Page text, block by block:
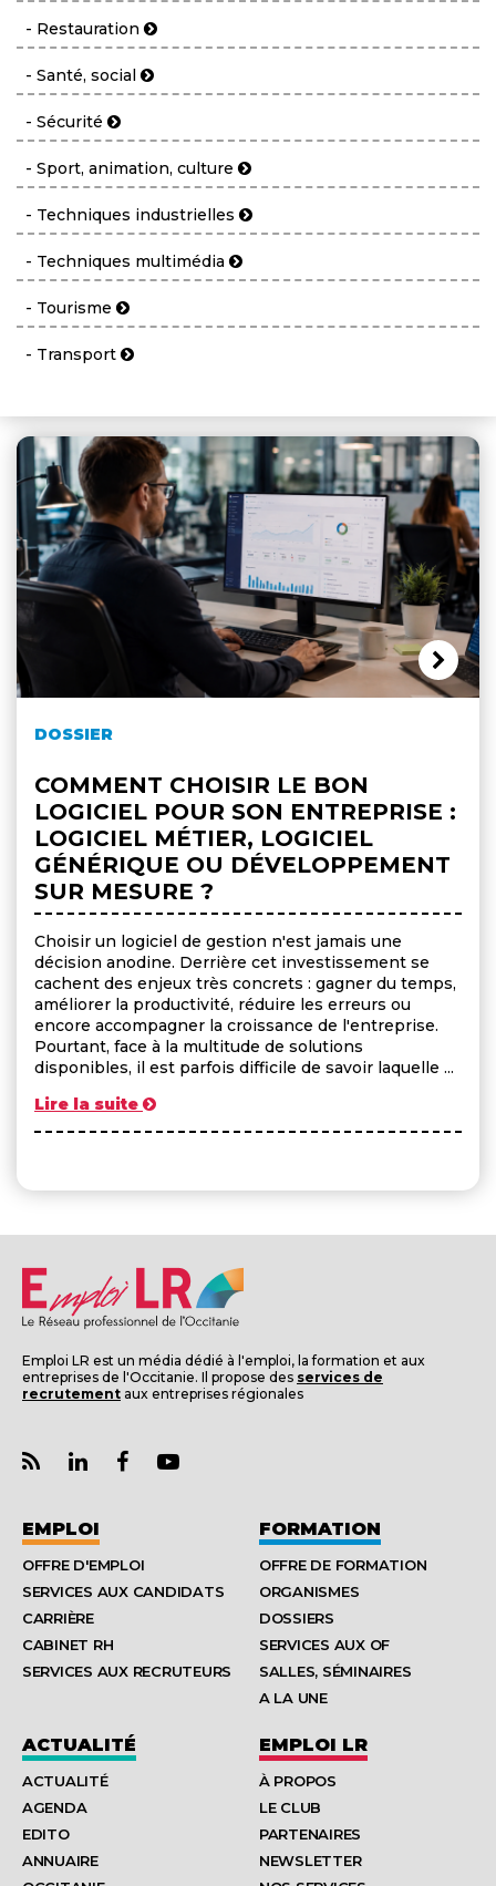
- Restauration
- Santé, social
- Sécurité
- Sport, animation, culture
- Techniques industrielles
- Techniques multimédia
- Tourisme
- Transport
DOSSIER
COMMENT CHOISIR LE BON
LOGICIEL POUR SON ENTREPRISE :
LOGICIEL MÉTIER, LOGICIEL
GÉNÉRIQUE OU DÉVELOPPEMENT
SUR MESURE ?
Choisir un logiciel de gestion n'est jamais une
décision anodine. Derrière cet investissement se
cachent des enjeux très concrets : gagner du temps,
améliorer la productivité, réduire les erreurs ou
encore accompagner la croissance de l'entreprise.
Pourtant, face à la multitude de solutions
disponibles, il est parfois difficile de savoir laquelle ...
Lire la suite
Emploi LR est un média dédié à l'emploi, la formation et aux
entreprises de l'Occitanie. Il propose des services de
recrutement aux entreprises régionales
EMPLOI
OFFRE D'EMPLOI
SERVICES AUX CANDIDATS
CARRIÈRE
CABINET RH
SERVICES AUX RECRUTEURS
FORMATION
OFFRE DE FORMATION
ORGANISMES
DOSSIERS
SERVICES AUX OF
SALLES, SÉMINAIRES
A LA UNE
ACTUALITÉ
ACTUALITÉ
AGENDA
EDITO
ANNUAIRE
EMPLOI LR
À PROPOS
LE CLUB
PARTENAIRES
NEWSLETTER